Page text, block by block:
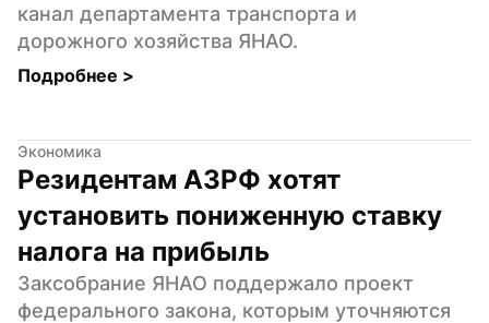
канал департамента транспорта и
дорожного хозяйства ЯНАО.
Подробнее >
Экономика
Резидентам АЗРФ хотят
установить пониженную ставку
налога на прибыль
Заксобрание ЯНАО поддержало проект
федерального закона, которым уточняются